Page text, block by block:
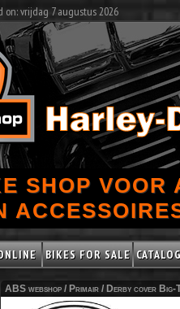
on: vrijdag 7 augustus 2026
SHOP VOOR
BIKES FOR SALE
ABS webshop / Primair / Derby cover Big-